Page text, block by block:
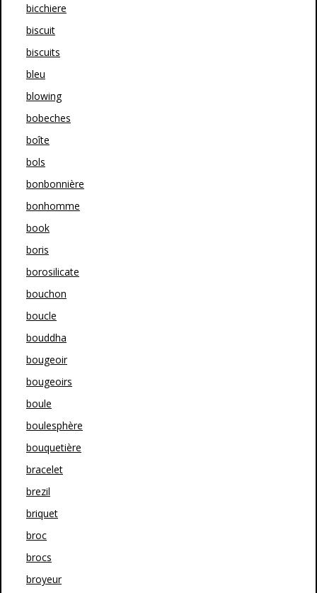
bicchiere
biscuit
biscuits
bleu
blowing
bobeches
boîte
bols
bonbonnière
bonhomme
book
boris
borosilicate
bouchon
boucle
bouddha
bougeoir
bougeoirs
boule
boulesphère
bouquetière
bracelet
brezil
briquet
broc
brocs
broyeur